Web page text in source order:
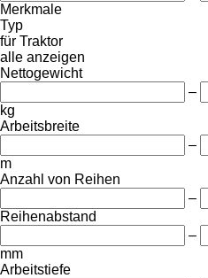
Merkmale
Typ
für Traktor
alle anzeigen
Nettogewicht
–
kg
Arbeitsbreite
–
m
Anzahl von Reihen
–
Reihenabstand
–
mm
Arbeitstiefe